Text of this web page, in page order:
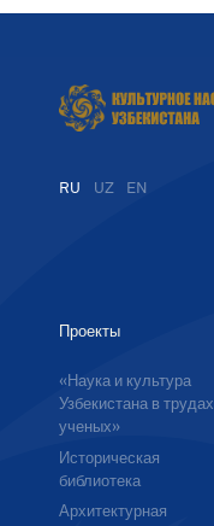
RU UZ EN
Проекты
«Наука и культура
Узбекистана в трудах
ученых»
Историческая
библиотека
Архитектурная